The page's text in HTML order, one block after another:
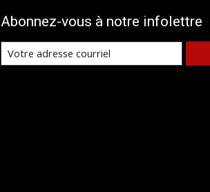
Abonnez-vous à notre infolettre